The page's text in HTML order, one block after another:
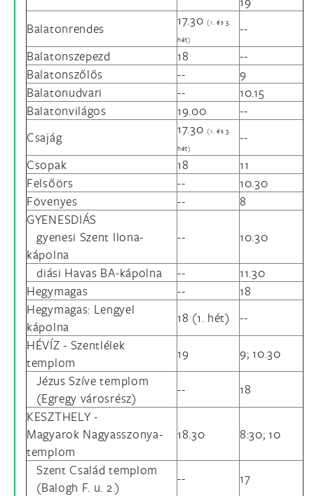
Balatonrendes
17.30(1. és 3.
hét)
--
Balatonszepezd
18
--
Balatonszőlős
--
9
Balatonudvari
--
10.15
Balatonvilágos
19.00
--
Csajág
17.30(1. és 3.
hét)
--
Csopak
18
11
Felsőörs
--
10.30
Fövenyes
--
8
GYENESDIÁS
gyenesi Szent Ilona-
kápolna
-- 10.30
diási Havas BA-kápolna --
11.30
Hegymagas
--
18
Hegymagas: Lengyel
kápolna
18 (1. hét)
--
HÉVÍZ - Szentlélek
templom
19
9; 10.30
Jézus Szíve templom
(Egregy városrész)
--
18
KESZTHELY -
Magyarok Nagyasszonya-
templom
18.30 8:30; 10
Szent Család templom
(Balogh F. u. 2.)
--
17